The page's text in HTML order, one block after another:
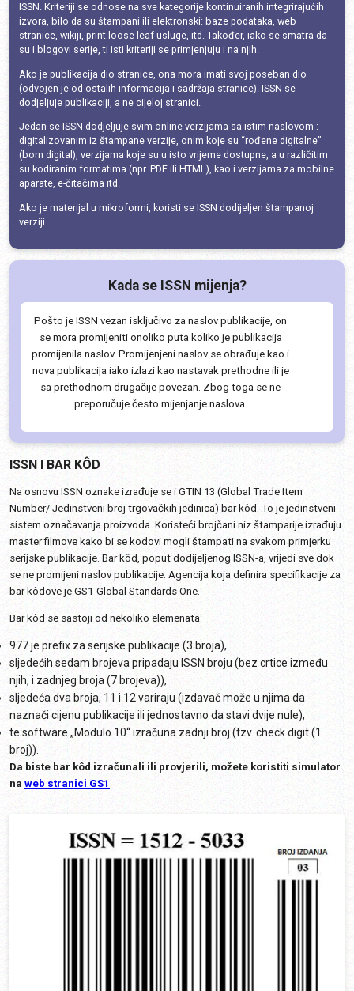
ISSN. Kriteriji se odnose na sve kategorije kontinuiranih integrirajućih
izvora, bilo da su štampani ili elektronski: baze podataka, web
stranice, wikiji, print loose-leaf usluge, itd. Također, iako se smatra da
su i blogovi serije, ti isti kriteriji se primjenjuju i na njih.
Ako je publikacija dio stranice, ona mora imati svoj poseban dio
(odvojen je od ostalih informacija i sadržaja stranice). ISSN se
dodjeljuje publikaciji, a ne cijeloj stranici.
Jedan se ISSN dodjeljuje svim online verzijama sa istim naslovom :
digitalizovanim iz štampane verzije, onim koje su “rođene digitalne”
(born digital), verzijama koje su u isto vrijeme dostupne, a u različitim
su kodiranim formatima (npr. PDF ili HTML), kao i verzijama za mobilne
aparate, e-čitačima itd.
Ako je materijal u mikroformi, koristi se ISSN dodijeljen štampanoj
verziji.
Kada se ISSN mijenja?
Pošto je ISSN vezan isključivo za naslov publikacije, on
se mora promijeniti onoliko puta koliko je publikacija
promijenila naslov. Promijenjeni naslov se obrađuje kao i
nova publikacija iako izlazi kao nastavak prethodne ili je
sa prethodnom drugačije povezan. Zbog toga se ne
preporučuje često mijenjanje naslova.
ISSN I BAR KÔD
Na osnovu ISSN oznake izrađuje se i GTIN 13 (Global Trade Item
Number/ Jedinstveni broj trgovačkih jedinica) bar kôd. To je jedinstveni
sistem označavanja proizvoda. Koristeći brojčani niz štamparije izrađuju
master filmove kako bi se kodovi mogli štampati na svakom primjerku
serijske publikacije. Bar kôd, poput dodijeljenog ISSN-a, vrijedi sve dok
se ne promijeni naslov publikacije. Agencija koja definira specifikacije za
bar kôdove je GS1-Global Standards One.
Bar kôd se sastoji od nekoliko elemenata:
977 je prefix za serijske publikacije (3 broja),
sljedećih sedam brojeva pripadaju ISSN broju (bez crtice između
njih, i zadnjeg broja (7 brojeva)),
sljedeća dva broja, 11 i 12 variraju (izdavač može u njima da
naznači cijenu publikacije ili jednostavno da stavi dvije nule),
te software „Modulo 10“ izračuna zadnji broj (tzv. check digit (1
broj)).
Da biste bar kôd izračunali ili provjerili, možete koristiti simulator
na web stranici GS1